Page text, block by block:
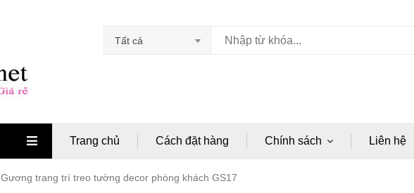
Tất cả
Trang chủ Cách đặt hàng Chính sách Liên hệ
Gương trang trí treo tường decor phòng khách GS17